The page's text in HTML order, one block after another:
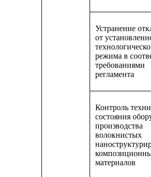
Устранение
от
режима в
требованиями
регламента
Контроль
состояния
производства
волокнистых
материалов